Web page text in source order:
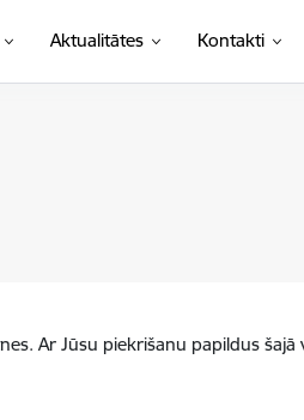
Aktualitātes Kontakti
Ar Jūsu piekrišanu papildus